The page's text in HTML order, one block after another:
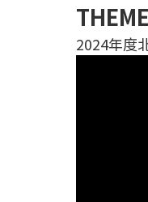
THEME
2024年度